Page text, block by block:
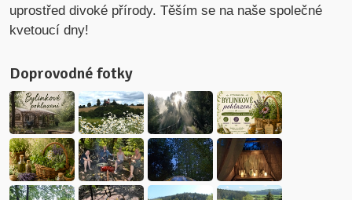
uprostřed divoké přírody. Těším se na naše společné
kvetoucí dny!
Doprovodné fotky